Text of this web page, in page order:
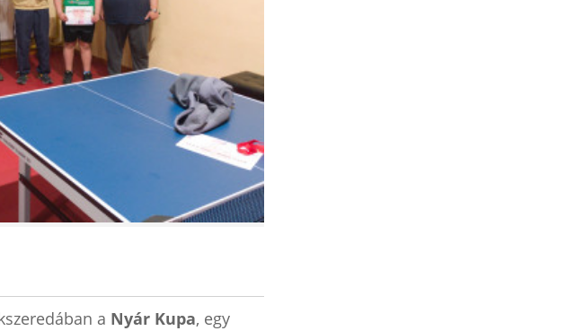
a Nyár Kupa, egy